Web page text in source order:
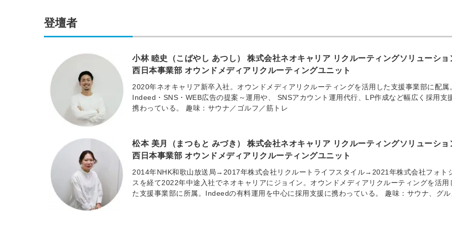
登壇者
小林 睦史（こばやし あつし） 株式会社ネオキャリア リクルーティングソリューショ
西日本事業部 オウンドメディアリクルーティングユニット
2020年ネオキャリア新卒入社。オウンドメディアリクルーティングを活用した支援事業部に配属。
Indeed・SNS・WEB広告の提案～運用や、 SNSアカウント運用代行、LP作成など幅広く採用支
携わっている。 趣味：サウナ／ゴルフ／筋トレ
松本 美月（まつもと みづき） 株式会社ネオキャリア リクルーティングソリューショ
西日本事業部 オウンドメディアリクルーティングユニット
2014年NHK和歌山放送局→2017年株式会社リクルートライフスタイル→2021年株式会社フォト
スを経て2022年中途入社でネオキャリアにジョイン。オウンドメディアリクルーティングを活用
た支援事業部に所属。Indeedの有料運用を中心に採用支援に携わっている。 趣味：サウナ、グル